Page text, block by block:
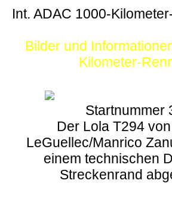
Int. ADAC 1000-
Bilder und
Kilometer-
Startnummer
Der Lola T294
LeGuellec/Manrico
einem technischen
Streckenrand